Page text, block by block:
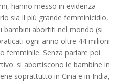
hanno messo in evidenza
sia il più grande femminicidio,
bambini abortiti nel mondo (si
ogni anno oltre 44 milioni
femminile. Senza parlare poi
si abortiscono le bambine in
soprattutto in Cina e in India,